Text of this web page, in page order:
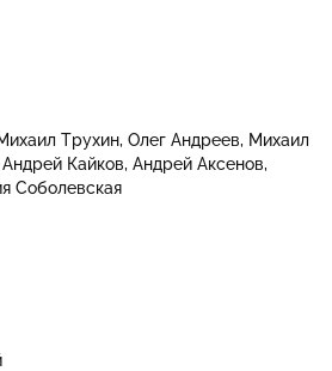
Трухин Олег Андреев
Михаил
Андрей Кайков Андрей Аксенов
Соболевская